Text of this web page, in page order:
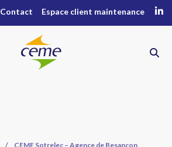
Contact Espace client maintenance
/ CEME Sotrelec – Agence de Besançon